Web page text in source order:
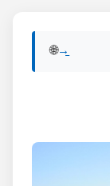
🌐 View English version of this post:Read in English →